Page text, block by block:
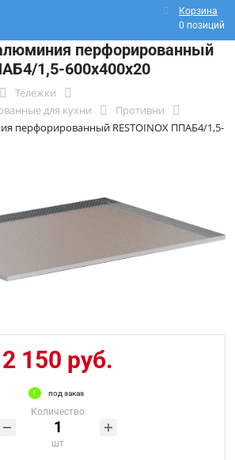
Корзина
0 позиций
перфорированный
1,5-600х400х20
Тележки
для кухни
Противни
перфорированный RESTOINOX ППАБ4/1,5-
2 150 руб.
под заказ
Количество
шт